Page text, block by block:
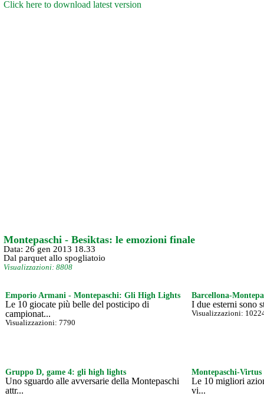
Click here to download latest version
Montepaschi - Besiktas: le emozioni finale
Data: 26 gen 2013 18.33
Dal parquet allo spogliatoio
Visualizzazioni: 8808
Emporio Armani - Montepaschi: Gli High Lights
Le 10 giocate più belle del posticipo di
campionat...
Visualizzazioni: 7790
Barcellona-
I due esterni sono
Visualizzazioni:
Gruppo D, game 4: gli high lights
Uno sguardo alle avversarie della Montepaschi
attr...
Montepaschi-
Le 10 migliori
vi...